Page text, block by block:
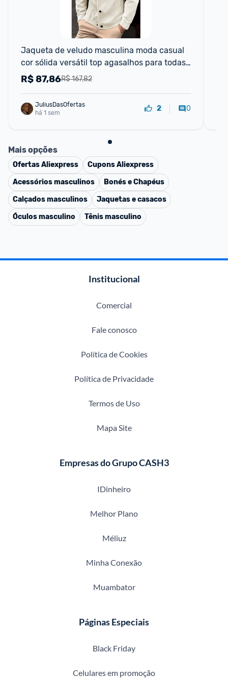
Jaqueta de veludo masculina moda casual
cor sólida versátil top agasalhos para todas
as ocasiõesR$ 167,82
R$87,86
JuliusDasOfertas
há 1 sem
2 0
Mais opções
OfertasAliexpress CuponsAliexpress
Acessórios masculinos
Bonés e Chapéus
Calçados masculinos
Jaquetas e casacos
Óculos masculino
Tênis masculino
Institucional
Comercial
Fale conosco
Política de Cookies
Política de Privacidade
Termos de Uso
Mapa Site
Empresas do Grupo CASH3
IDinheiro
Melhor Plano
Méliuz
Minha Conexão
Muambator
Páginas Especiais
Black Friday
Celulares em promoção